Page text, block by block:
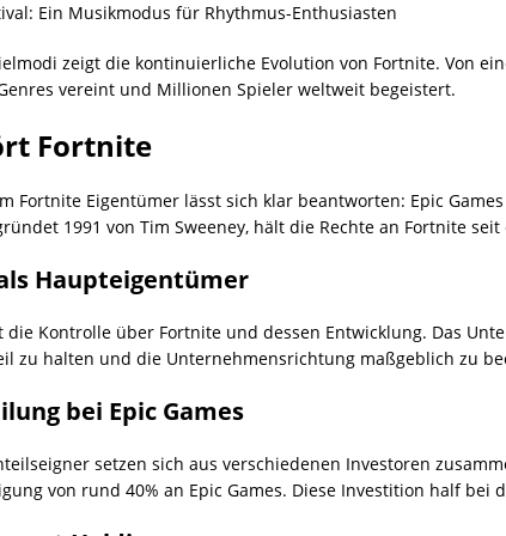
Ein Musikmodus für Rhythmus-Enthusiasten
zeigt die kontinuierliche Evolution von Fortnite. Von
vereint und Millionen Spieler weltweit begeistert.
Fortnite
Fortnite Eigentümer lässt sich klar beantworten: Epic
1991 von Tim Sweeney, hält die Rechte an Fortnite
Haupteigentümer
die Kontrolle über Fortnite und dessen Entwicklung. Das
zu halten und die Unternehmensrichtung maßgeblich zu
bei Epic Games
setzen sich aus verschiedenen Investoren
von rund 40% an Epic Games. Diese Investition half bei